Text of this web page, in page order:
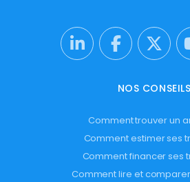
NOS CONSEILS
Comment trouver un
Comment estimer ses
Comment financer ses
Comment lire et